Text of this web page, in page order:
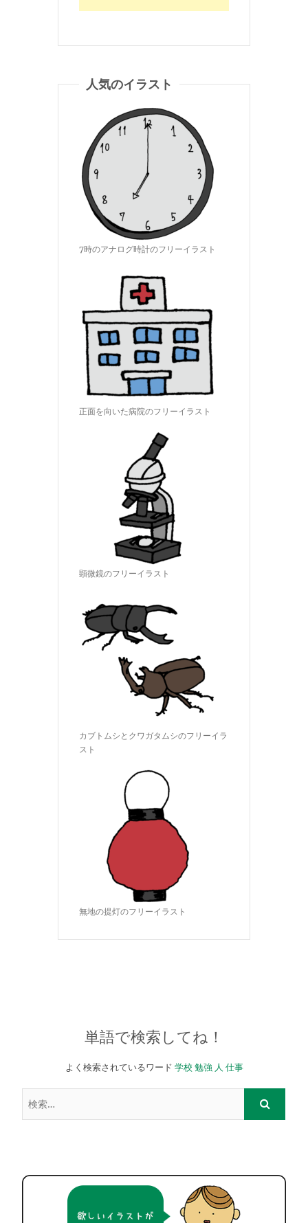
人気のイラスト
7時のアナログ時計のフリーイラスト
正面を向いた病院のフリーイラスト
顕微鏡のフリーイラスト
カブトムシとクワガタムシのフリーイラ
スト
無地の提灯のフリーイラスト
単語で検索してね！
よく検索されているワード 学校 勉強 人 仕事